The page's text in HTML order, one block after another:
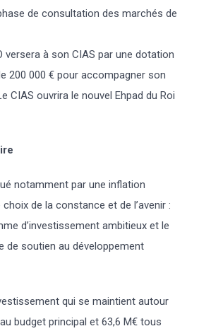
de consultation des marchés de
versera à son CIAS par une dotation
200 000 € pour accompagner son
CIAS ouvrira le nouvel Ehpad du Roi
notamment par une inflation
de la constance et de l’avenir :
d’investissement ambitieux et le
de soutien au développement
qui se maintient autour
budget principal et 63,6 M€ tous